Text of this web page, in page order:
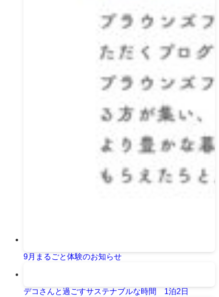
9月まるごと体験のお知らせ
デコさんと過ごすサステナブルな時間 1泊2日